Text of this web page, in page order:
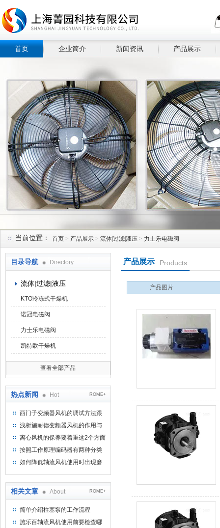
首页 企业简介 新闻资讯 产品展示
当前位置： 首页 > 产品展示 > 流体|过滤|液压 > 力士乐电磁阀
目录导航 Directory
流体|过滤|液压
KTO冷冻式干燥机
诺冠电磁阀
力士乐电磁阀
凯特欧干燥机
查看全部产品
热点新闻 Hot ROME+
西门子变频器风机的调试方法跟
步骤
浅析施耐德变频器风机的作用与
意义所在
离心风机的保养要着重这2个方面
按照工作原理编码器有两种分类
如何降低轴流风机使用时出现磨
相关文章 About ROME+
简单介绍柱塞泵的工作流程
施乐百轴流风机使用前要检查哪
产品展示 Products
产品图片